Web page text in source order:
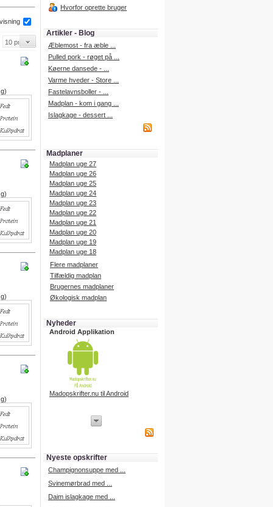
Hvorfor oprette bruger
Artikler - Blog
Æblemost - fra æble ...
Pulled pork - røget på ...
Køerne dansede - ...
Varme hveder - Store ...
Fastelavnsboller - ...
Madplan - kom i gang ...
Islagkage - dessert ...
Madplaner
Madplan uge 27
Madplan uge 26
Madplan uge 25
Madplan uge 24
Madplan uge 23
Madplan uge 22
Madplan uge 21
Madplan uge 20
Madplan uge 19
Madplan uge 18
Flere madplaner
Tilfældig madplan
Brugernes madplaner
Økologisk madplan
Nyheder
Android Applikation
Madopskrifter.nu til Android
iPhone udvikling
Nyeste opskrifter
Champignonsuppe med ...
Svinemørbrad med ...
Daim islagkage med ...